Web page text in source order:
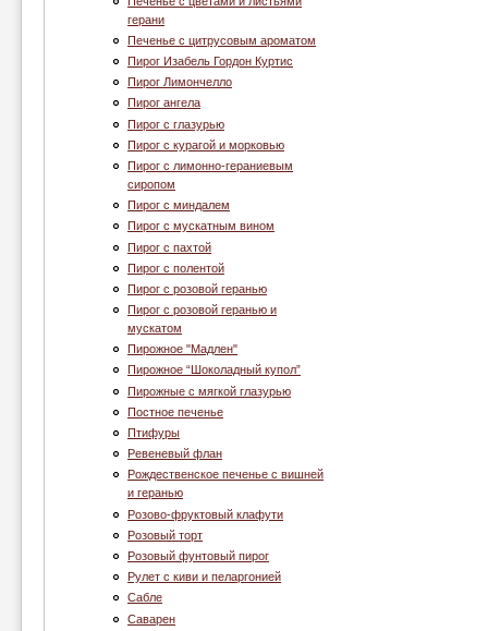
герани
Печенье с цитрусовым ароматом
Пирог Изабель Гордон Куртис
Пирог Лимончелло
Пирог ангела
Пирог с глазурью
Пирог с курагой и морковью
Пирог с лимонно-гераниевым
сиропом
Пирог с миндалем
Пирог с мускатным вином
Пирог с пахтой
Пирог с полентой
Пирог с розовой геранью
Пирог с розовой геранью и
мускатом
Пирожное "Мадлен"
Пирожное “Шоколадный купол”
Пирожные с мягкой глазурью
Постное печенье
Птифуры
Ревеневый флан
Рождественское печенье с вишней
и геранью
Розово-фруктовый клафути
Розовый торт
Розовый фунтовый пирог
Рулет с киви и пеларгонией
Сабле
Саварен